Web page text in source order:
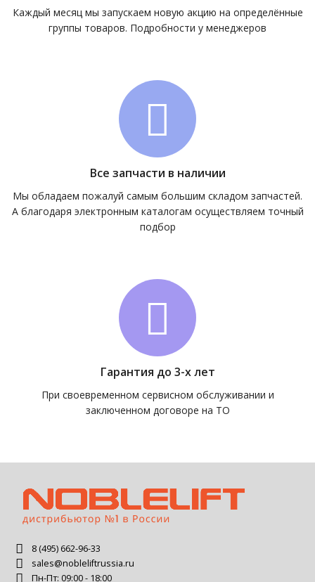
Каждый месяц мы запускаем новую акцию на определённые
группы товаров. Подробности у менеджеров
Все запчасти в наличии
Мы обладаем пожалуй самым большим складом запчастей.
А благодаря электронным каталогам осуществляем точный
подбор
Гарантия до 3-х лет
При своевременном сервисном обслуживании и
заключенном договоре на ТО
8 (495) 662-96-33
sales@nobleliftrussia.ru
Пн-Пт: 09:00 - 18:00